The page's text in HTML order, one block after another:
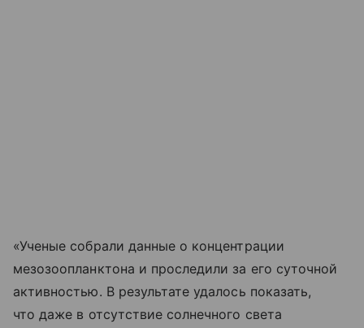
«Ученые собрали данные о концентрации
мезозоопланктона и проследили за его суточной
активностью. В результате удалось показать,
что даже в отсутствие солнечного света